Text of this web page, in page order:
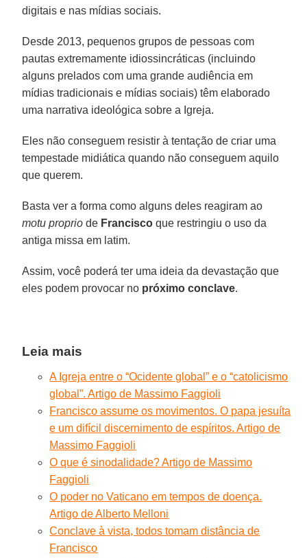
digitais e nas mídias sociais.
Desde 2013, pequenos grupos de pessoas com
pautas extremamente idiossincráticas (incluindo
alguns prelados com uma grande audiência em
mídias tradicionais e mídias sociais) têm elaborado
uma narrativa ideológica sobre a Igreja.
Eles não conseguem resistir à tentação de criar uma
tempestade midiática quando não conseguem aquilo
que querem.
Basta ver a forma como alguns deles reagiram ao
motu proprio de Francisco que restringiu o uso da
antiga missa em latim.
Assim, você poderá ter uma ideia da devastação que
eles podem provocar no próximo conclave.
Leia mais
A Igreja entre o “Ocidente global” e o “catolicismo
global”. Artigo de Massimo Faggioli
Francisco assume os movimentos. O papa jesuíta
e um difícil discernimento de espíritos. Artigo de
Massimo Faggioli
O que é sinodalidade? Artigo de Massimo
Faggioli
O poder no Vaticano em tempos de doença.
Artigo de Alberto Melloni
Conclave à vista, todos tomam distância de
Francisco